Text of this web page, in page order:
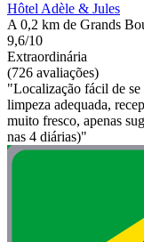
Hôtel Adèle & Jules
A 0,2 km de Grands
9,6/10
Extraordinária
(726 avaliações)
"Localização fácil de
limpeza adequada,
muito fresco, apenas
nas 4 diárias)"